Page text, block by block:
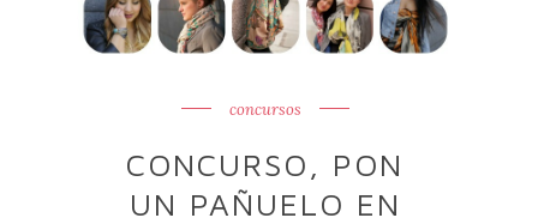
concursos
CONCURSO, PON
UN PAÑUELO EN